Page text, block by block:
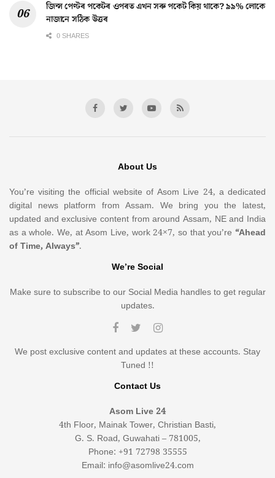
জিন্স পেণ্টৰ পকেটৰ ওপৰত এখন সৰু পকেট কিয় থাকে? ৯৯% লোকে
নাজানে সঠিক উত্তৰ
0 SHARES
About Us
You’re visiting the official website of Asom Live 24, a dedicated
digital news platform from Assam. We bring you the latest,
updated and exclusive content from around Assam, NE and India
as a whole. We, at Asom Live, work 24×7, so that you’re “Ahead
of Time, Always”.
We’re Social
Make sure to subscribe to our Social Media handles to get regular
updates.
We post exclusive content and updates at these accounts. Stay
Tuned !!
Contact Us
Asom Live 24
4th Floor, Mainak Tower, Christian Basti,
G. S. Road, Guwahati – 781005,
Phone: +91 72798 35555
Email: info@asomlive24.com